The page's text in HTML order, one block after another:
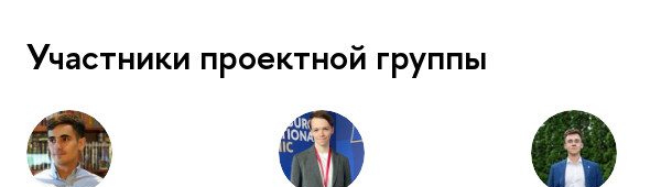
Участники проектной группы